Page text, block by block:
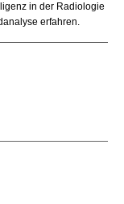
in der Radiologie
erfahren.